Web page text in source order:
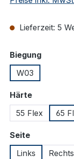
Lieferzeit: 5
Biegung
W03
Härteauswählen
55 Flex
65
Seiteauswählen
Links
Rechts